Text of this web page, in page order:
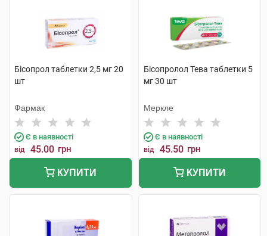
Бісопрол таблетки 2,5 мг 20
шт
Фармак
Є в наявності
від 45.00 грн
КУПИТИ
Бісопролол Тева таблетки 5
мг 30 шт
Меркле
Є в наявності
від 45.50 грн
КУПИТИ